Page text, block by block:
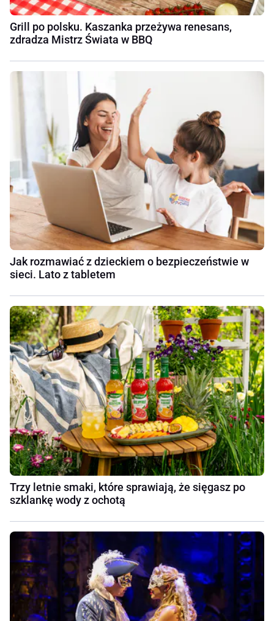
Grill po polsku. Kaszanka przeżywa renesans,
zdradza Mistrz Świata w BBQ
Jak rozmawiać z dzieckiem o bezpieczeństwie w
sieci. Lato z tabletem
Trzy letnie smaki, które sprawiają, że sięgasz po
szklankę wody z ochotą